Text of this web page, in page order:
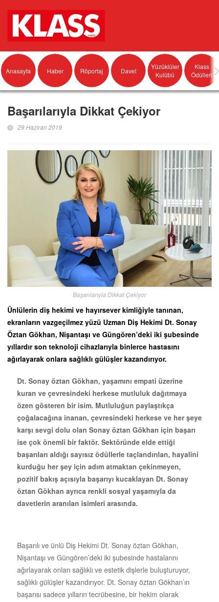
Anasayfa Haber Röportaj Davet
Yüzüklüler
Kulübü
Klass
Ödülleri
Başarılarıyla Dikkat Çekiyor
29 Haziran 2019
Başarılarıyla Dikkat Çekiyor
Ünlülerin diş hekimi ve hayırsever kimliğiyle tanınan,
ekranların vazgeçilmez yüzü Uzman Diş Hekimi Dt. Sonay
Öztan Gökhan, Nişantaşı ve Güngören’deki iki şubesinde
yıllardır son teknoloji cihazlarıyla binlerce hastasını
ağırlayarak onlara sağlıklı gülüşler kazandırıyor.
Dt. Sonay öztan Gökhan, yaşamını empati üzerine
kuran ve çevresindeki herkese mutluluk dağıtmaya
özen gösteren bir isim. Mutluluğun paylaştıkça
çoğalacağına inanan, çevresindeki herkese ve her şeye
karşı sevgi dolu olan Sonay öztan Gökhan için başarı
ise çok önemli bir faktör. Sektöründe elde ettiği
başarıları aldığı sayısız ödüllerle taçlandırılan, hayalini
kurduğu her şey için adım atmaktan çekinmeyen,
pozitif bakış açısıyla başarıyı kucaklayan Dt. Sonay
öztan Gökhan ayrıca renkli sosyal yaşamıyla da
davetlerin aranılan isimleri arasında.
Başarılı ve ünlü Diş Hekimi Dt. Sonay öztan Gökhan,
Nişantaşı ve Güngören’deki iki şubesinde hastalarını
ağırlayarak onları sağlıklı ve estetik dişlerle buluşturuyor,
sağlıklı gülüşler kazandırıyor. Dt. Sonay öztan Gökhan’ın
başarısı sadece yılların tecrübesine, bir hekim olarak